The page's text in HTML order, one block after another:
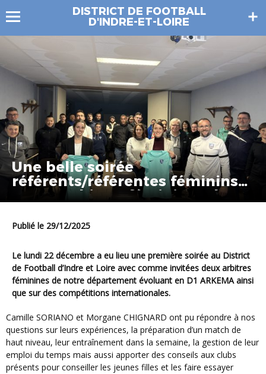
DISTRICT DE FOOTBALL
D'INDRE-ET-LOIRE
Une belle soirée
référents/référentes féminins
avec 2 arbitres féminines de
Publié le 29/12/2025
Le lundi 22 décembre a eu lieu une première soirée au District
de Football d’Indre et Loire avec comme invitées deux arbitres
féminines de notre département évoluant en D1 ARKEMA ainsi
que sur des compétitions internationales.
Camille SORIANO et Morgane CHIGNARD ont pu répondre à nos
questions sur leurs expériences, la préparation d’un match de
haut niveau, leur entraînement dans la semaine, la gestion de leur
emploi du temps mais aussi apporter des conseils aux clubs
présents pour conseiller les jeunes filles et les faire essayer